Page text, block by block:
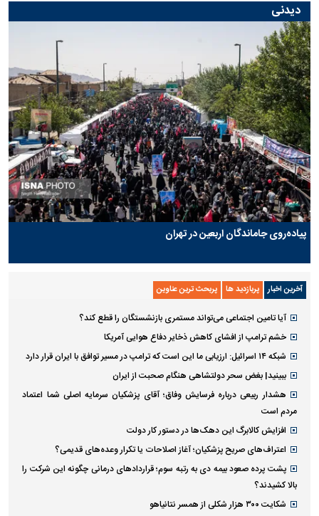
دیدنی
پیاده‌روی جاماندگان اربعین در تهران
آخرین اخبار پربازدید ها پربحث ترین عناوین
آیا تامین اجتماعی می‌تواند مستمری بازنشستگان را قطع کند؟
خشم ترامپ از افشای کاهش ذخایر دفاع هوایی آمریکا
شبکه ۱۴ اسرائیل: ارزیابی ما این است که ترامپ در مسیر توافق با ایران قرار دارد
ببینید| بغض سحر دولتشاهی هنگام صحبت از ایران
هشدار ربیعی درباره فرسایش وفاق؛ آقای پزشکیان سرمایه اصلی شما اعتماد
مردم است
افزایش کالابرگ این دهک‌ها در دستور کار دولت
اعتراف‌های صریح پزشکیان؛ آغاز اصلاحات یا تکرار وعده‌های قدیمی؟
پشت پرده صعود بیمه دی به رتبه سوم؛ قراردادهای درمانی چگونه این شرکت را
بالا کشیدند؟
شکایت ۳۰۰ هزار شکلی از همسر نتانیاهو